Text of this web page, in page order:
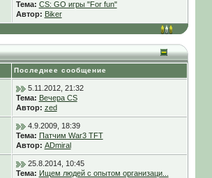
Тема: CS: GO игры "For fun"
Автор: Biker
Последнее сообщение
5.11.2012, 21:32
Тема: Вечера CS
Автор: zed
4.9.2009, 18:39
Тема: Патчим War3 TFT
Автор: ADmiral
25.8.2014, 10:45
Тема: Ищем людей с опытом организаци...